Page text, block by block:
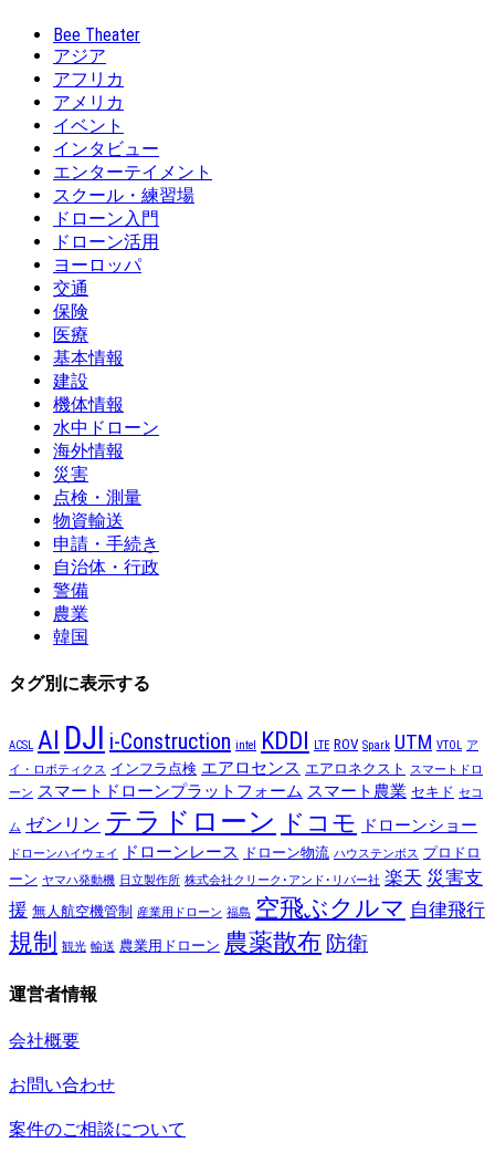
Bee Theater
アジア
アフリカ
アメリカ
イベント
インタビュー
エンターテイメント
スクール・練習場
ドローン入門
ドローン活用
ヨーロッパ
交通
保険
医療
基本情報
建設
機体情報
水中ドローン
海外情報
災害
点検・測量
物資輸送
申請・手続き
自治体・行政
警備
農業
韓国
タグ別に表示する
ACSL AI DJI i-Construction intel KDDI LTE ROV Spark UTM VTOL ア
イ・ロボティクス インフラ点検 エアロセンス エアロネクスト
スマートドロ
ーン スマートドローンプラットフォーム スマート農業 セキド セコ
ム ゼンリン テラドローン ドコモ ドローンショー
ドローンハイウェイ ドローンレース ドローン物流 ハウステンボス プロドロ
ーン ヤマハ発動機 日立製作所 株式会社クリーク･アンド･リバー社 楽天 災害支
援 無人航空機管制 産業用ドローン 福島 空飛ぶクルマ 自律飛行
規制 観光 輸送 農業用ドローン 農薬散布 防衛
運営者情報
会社概要
お問い合わせ
案件のご相談について